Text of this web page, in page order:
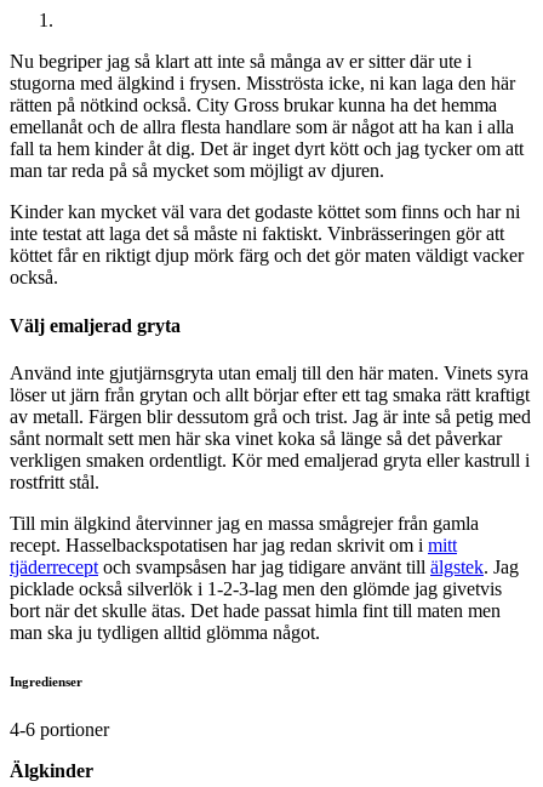
Nu begriper jag så klart att inte så många av er sitter där ute i
stugorna med älgkind i frysen. Misströsta icke, ni kan laga den här
rätten på nötkind också. City Gross brukar kunna ha det hemma
emellanåt och de allra flesta handlare som är något att ha kan i alla
fall ta hem kinder åt dig. Det är inget dyrt kött och jag tycker om att
man tar reda på så mycket som möjligt av djuren.
Kinder kan mycket väl vara det godaste köttet som finns och har ni
inte testat att laga det så måste ni faktiskt. Vinbrässeringen gör att
köttet får en riktigt djup mörk färg och det gör maten väldigt vacker
också.
Välj emaljerad gryta
Använd inte gjutjärnsgryta utan emalj till den här maten. Vinets syra
löser ut järn från grytan och allt börjar efter ett tag smaka rätt kraftigt
av metall. Färgen blir dessutom grå och trist. Jag är inte så petig med
sånt normalt sett men här ska vinet koka så länge så det påverkar
verkligen smaken ordentligt. Kör med emaljerad gryta eller kastrull i
rostfritt stål.
Till min älgkind återvinner jag en massa smågrejer från gamla
recept. Hasselbackspotatisen har jag redan skrivit om i mitt
tjäderrecept och svampsåsen har jag tidigare använt till älgstek. Jag
picklade också silverlök i 1-2-3-lag men den glömde jag givetvis
bort när det skulle ätas. Det hade passat himla fint till maten men
man ska ju tydligen alltid glömma något.
Ingredienser
4-6 portioner
Älgkinder